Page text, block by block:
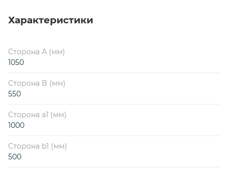
Характеристики
Сторона А (мм)
1050
Сторона B (мм)
550
Сторона a1 (мм)
1000
Сторона b1 (мм)
500